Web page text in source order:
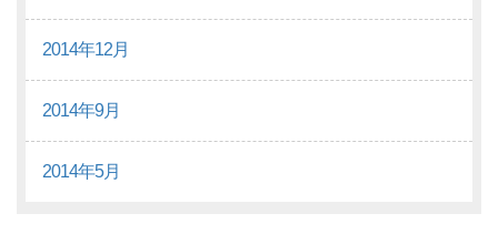
2014年12月
2014年9月
2014年5月